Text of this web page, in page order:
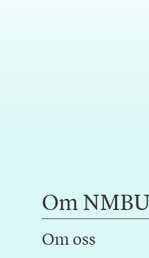
Om NMBU
Om oss